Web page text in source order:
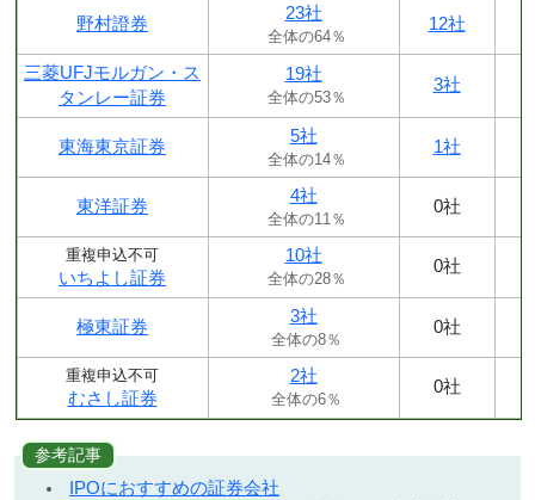
野村證券
23社
全体の64％
12社
三菱UFJモルガン・ス
タンレー証券
19社
全体の53％
3社
東海東京証券
5社
全体の14％
1社
東洋証券
4社
全体の11％
0社
重複申込不可
いちよし証券
10社
全体の28％
0社
極東証券
3社
全体の8％
0社
重複申込不可
むさし証券
2社
全体の6％
0社
参考記事
IPOにおすすめの証券会社